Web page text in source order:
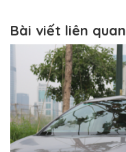
Bài viết liên quan